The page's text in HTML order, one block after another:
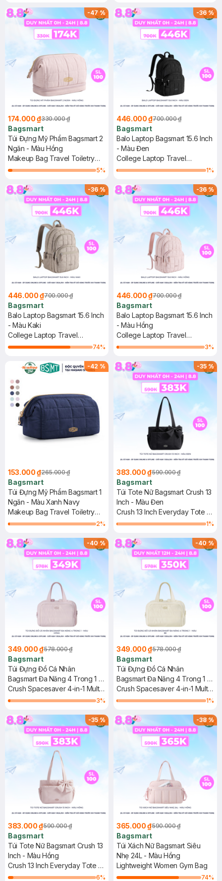
-47%
174.000 ₫330.000 ₫
Bagsmart
Túi Đựng Mỹ Phẩm Bagsmart 2
Ngăn - Màu Hồng
Makeup Bag Travel Toiletry
Bag-Double-Deck
5%
-36%
446.000 ₫700.000 ₫
Bagsmart
Balo Laptop Bagsmart 15.6 Inch
- Màu Đen
College Laptop Travel
Backpack
1%
-36%
446.000 ₫700.000 ₫
Bagsmart
Balo Laptop Bagsmart 15.6 Inch
- Màu Kaki
College Laptop Travel
Backpack
74%
-36%
446.000 ₫700.000 ₫
Bagsmart
Balo Laptop Bagsmart 15.6 Inch
- Màu Hồng
College Laptop Travel
Backpack
3%
-42 %
153.000 ₫265.000 ₫
Bagsmart
Túi Đựng Mỹ Phẩm Bagsmart 1
Ngăn - Màu Xanh Navy
Makeup Bag Travel Toiletry
Bag-Single-Deck
2%
-35%
383.000 ₫590.000 ₫
Bagsmart
Túi Tote Nữ Bagsmart Crush 13
Inch - Màu Đen
Crush 13 Inch Everyday Tote -
S
1%
-40%
349.000 ₫578.000 ₫
Bagsmart
Túi Đựng Đồ Cá Nhân
Bagsmart Đa Năng 4 Trong 1 -
Màu Hồng
Crush Spacesaver 4-in-1 Multi-
Functional Toiletry Bag
3%
-40%
349.000 ₫578.000 ₫
Bagsmart
Túi Đựng Đồ Cá Nhân
Bagsmart Đa Năng 4 Trong 1 -
Màu Be
Crush Spacesaver 4-in-1 Multi-
Functional Toiletry Bag
1%
-35%
383.000 ₫590.000 ₫
Bagsmart
Túi Tote Nữ Bagsmart Crush 13
Inch - Màu Hồng
Crush 13 Inch Everyday Tote -
S
6%
-38%
365.000 ₫590.000 ₫
Bagsmart
Túi Xách Nữ Bagsmart Siêu
Nhẹ 24L - Màu Hồng
Lightweight Women Gym Bag
74%